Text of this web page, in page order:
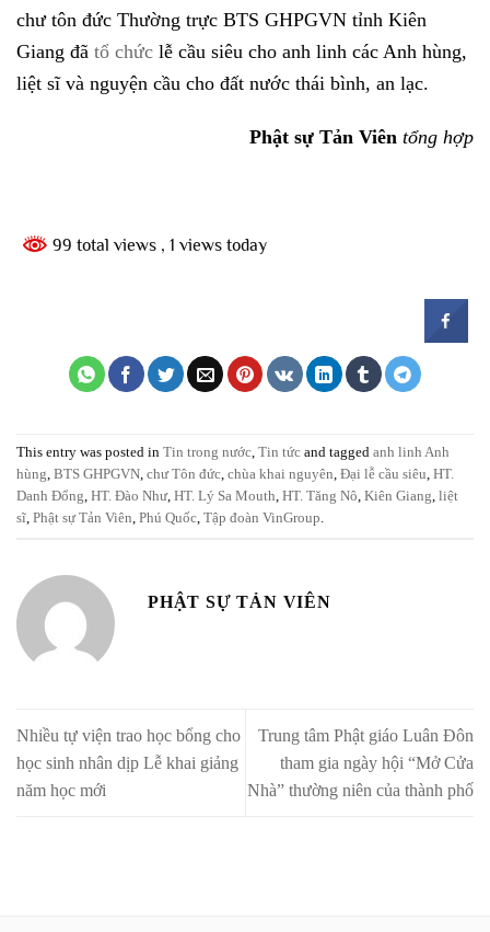
chư tôn đức Thường trực BTS GHPGVN tỉnh Kiên
Giang đã tổ chức lễ cầu siêu cho anh linh các Anh hùng,
liệt sĩ và nguyện cầu cho đất nước thái bình, an lạc.
Phật sự Tản Viên tổng hợp
99 total views , 1 views today
This entry was posted in Tin trong nước, Tin tức and tagged anh linh Anh
hùng, BTS GHPGVN, chư Tôn đức, chùa khai nguyên, Đại lễ cầu siêu, HT.
Danh Đổng, HT. Đào Như, HT. Lý Sa Mouth, HT. Tăng Nô, Kiên Giang, liệt
sĩ, Phật sự Tản Viên, Phú Quốc, Tập đoàn VinGroup.
PHẬT SỰ TẢN VIÊN
Nhiều tự viện trao học bổng cho
học sinh nhân dịp Lễ khai giảng
năm học mới
Trung tâm Phật giáo Luân Đôn
tham gia ngày hội “Mở Cửa
Nhà” thường niên của thành phố